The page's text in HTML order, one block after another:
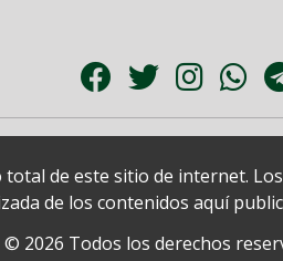
de este sitio de internet.
de los contenidos aquí
© 2026 Todos los derechos